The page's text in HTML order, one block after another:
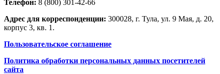
Телефон: 8 (800) 301-42-66
Адрес для корреспонденции: 300028, г. Тула, ул. 9 Мая, д. 20,
корпус 3, кв. 1.
Пользовательское соглашение
Политика обработки персональных данных посетителей
сайта